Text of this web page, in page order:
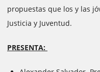
propuestas que los y las
Justicia y Juventud.
PRESENTA: